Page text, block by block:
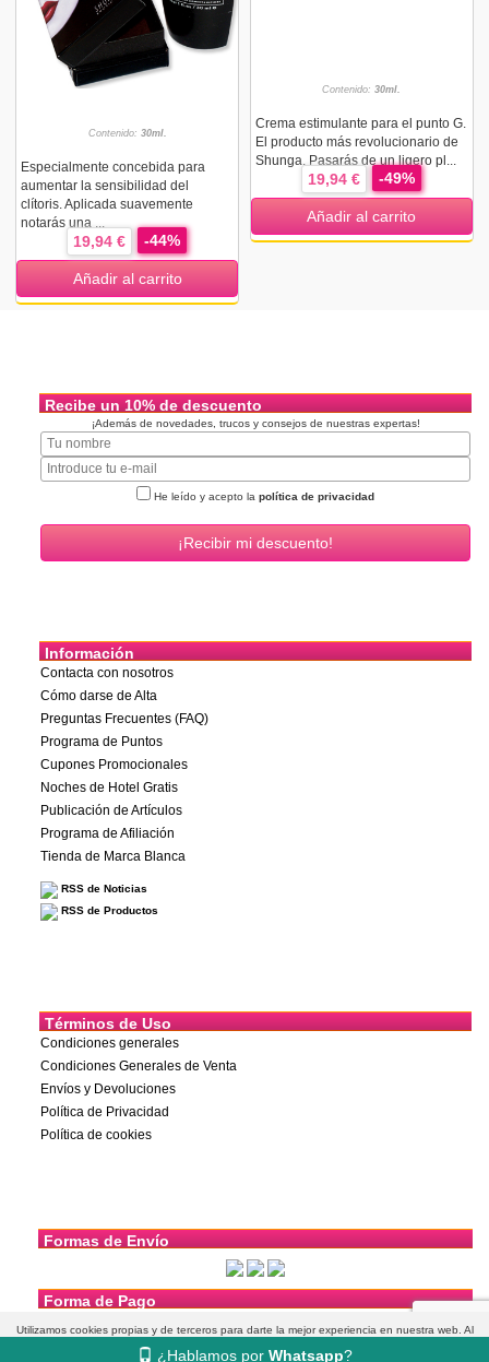
Contenido: 30ml.
Especialmente concebida para
aumentar la sensibilidad del
clítoris. Aplicada suavemente
notarás una ...
19,94 € -44%
Añadir al carrito
Contenido:30ml.
Crema estimulante para el punto G.
El producto más revolucionario de
Shunga. Pasarás de un ligero pl...
19,94 € -49%
Añadir al carrito
Recibe un 10% de descuento
¡Además de novedades, trucos y consejos de nuestras expertas!
He leído y acepto la política de privacidad
Información
Contacta con nosotros
Cómo darse de Alta
Preguntas Frecuentes (FAQ)
Programa de Puntos
Cupones Promocionales
Noches de Hotel Gratis
Publicación de Artículos
Programa de Afiliación
Tienda de Marca Blanca
RSS de Noticias
RSS de Productos
Términos de Uso
Condiciones generales
Condiciones Generales de Venta
Envíos y Devoluciones
Política de Privacidad
Política de cookies
Formas de Envío
Forma de Pago
¿Hablamos por Whatsapp?
Utilizamos cookies propias y de terceros para darte la mejor experiencia en nuestra web. Al
navegar aceptas su uso.
Más información